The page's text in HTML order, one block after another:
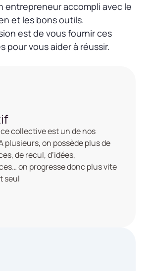
entrepreneur accompli avec le
et les bons outils.
est de vous fournir ces
pour vous aider à réussir.
collective est un de nos
plusieurs, on possède plus de
de recul, d’idées,
on progresse donc plus vite
seul